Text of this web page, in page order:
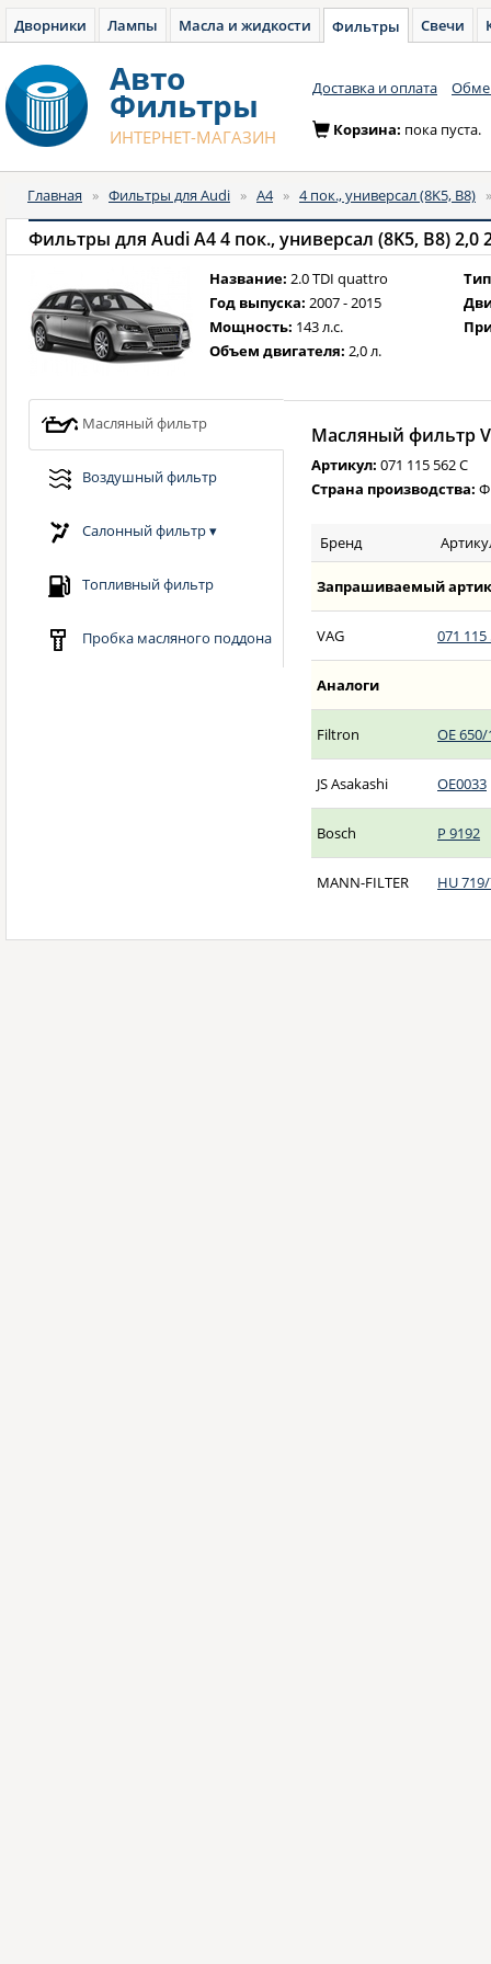
Дворники Лампы Масла и жидкости Фильтры Свечи
Авто
Фильтры
ИНТЕРНЕТ-МАГАЗИН
Доставка и оплата
Корзина: пока пуста.
Главная » Фильтры для Audi » A4 » 4 пок., универсал (8K5, B8)
Фильтры для Audi A4 4 пок., универсал (8K5, B8) 2,0
Название: 2.0 TDI quattro
Год выпуска: 2007 - 2015
Мощность: 143 л.с.
Объем двигателя: 2,0 л.
Масляный фильтр
Воздушный фильтр
Салонный фильтр▾
Топливный фильтр
Пробка масляного поддона
Масляный фильтр
Артикул: 071 115 562 C
Страна производства:
Бренд
Запрашиваемый
VAG 071 115
Аналоги
Filtron OE 650/
JS Asakashi OE0033
Bosch P 9192
MANN-FILTER HU